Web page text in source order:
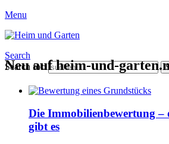
Menu
Search
Search for:
Neu auf heim-und-
Die Immobilienbewertung –
gibt es